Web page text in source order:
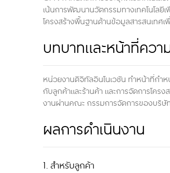
เน้นการพัฒนานวัตกรรมทางเทคโนโลยี
โครงสร้างพื้นฐานด้านข้อมูลสารสนเทศเ
บทบาทและหน้าที่คว
หน่วยงานดิจิทัลอินโนเวชัน ทำหน้าที่กำ
กับลูกค้าและร้านค้า และการจัดการโคร
งานผ่านคณะ กรรมการจัดการของบริษั
ผลการดำเนินงาน
1. สำหรับลูกค้า